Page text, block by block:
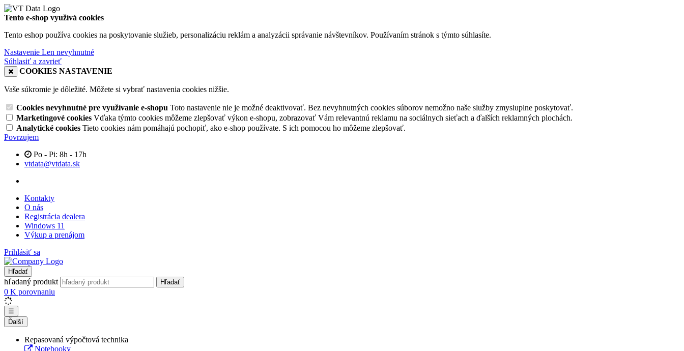
Tento e-shop využívá cookies
Tento eshop používa cookies na poskytovanie služieb, personalizáciu reklám a analyzácii správanie návštevníkov. Používaním stránok s týmto súhlasíte.
Nastavenie Len nevyhnutné
Súhlasiť a zavrieť
COOKIES NASTAVENIE
Vaše súkromie je dôležité. Môžete si vybrať nastavenia cookies nižšie.
Cookies nevyhnutné pre využívanie e-shopu Toto nastavenie nie je možné deaktivovať. Bez nevyhnutných cookies súborov nemožno naše služby zmysluplne poskytovať.
Marketingové cookies Vďaka týmto cookies môžeme zlepšovať výkon e-shopu, zobrazovať Vám relevantnú reklamu na sociálnych sieťach a ďalších reklamných plochách.
Analytické cookies Tieto cookies nám pomáhajú pochopiť, ako e-shop používate. S ich pomocou ho môžeme zlepšovať.
Povrzujem
Po - Pi: 8h - 17h
vtdata@vtdata.sk
Kontakty
O nás
Registrácia dealera
Windows 11
Výkup a prenájom
Prihlásiť sa
Hľadať
hľadaný produkt Hľadať
0 K porovnaniu
☰
Ďalší
Repasovaná výpočtová technika
Notebooky